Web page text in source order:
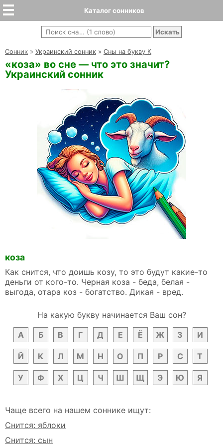
Каталог сонников
Cонник » Украинский сонник » Сны на букву К
«коза» во сне — что это значит?
Украинский сонник
коза
Как снится, что доишь козу, то это будут какие-то
деньги от кого-то. Черная коза - беда, белая -
выгода, отара коз - богатство. Дикая - вред.
На какую букву начинается Ваш сон?
А
Б В Г Д Е Ё Ж З И
Й К Л М Н О П Р С Т
У Ф Х Ц Ч Ш Щ Э Ю Я
Чаще всего на нашем соннике ищут:
Снится: яблоки
Снится: сын